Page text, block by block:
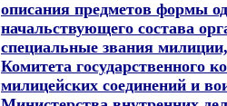
описания предметов формы
начальствующего состава
специальные звания
Комитета государственного
милицейских соединений и